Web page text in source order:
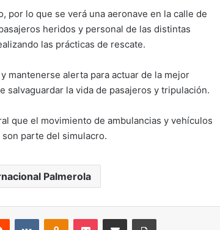
por lo que se verá una aeronave en la calle de
heridos y personal de las distintas
las prácticas de rescate.
mantenerse alerta para actuar de la mejor
salvaguardar la vida de pasajeros y tripulación.
que el movimiento de ambulancias y vehículos
parte del simulacro.
Palmerola
Reddit VKontakteOdnoklassniki
Pocket compartit via email Print